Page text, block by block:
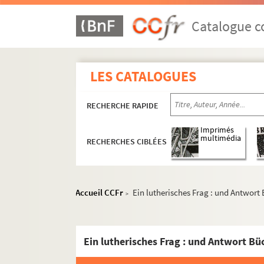
Catalogue
LES CATALOGUES
RECHERCHE RAPIDE
RECHERCHES CIBLÉES
Imprimés
multimédia
Accueil CCFr > Ein lutherisches Frag : und Antwort
Ein lutherisches Frag : und Antwort